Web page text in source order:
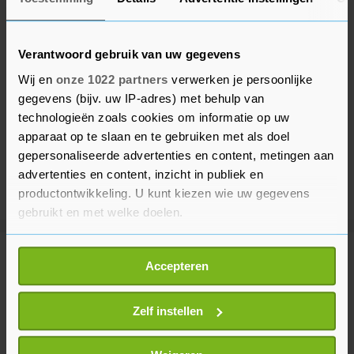
Verantwoord gebruik van uw gegevens
Wij en onze 1022 partners verwerken je persoonlijke
gegevens (bijv. uw IP-adres) met behulp van
technologieën zoals cookies om informatie op uw
apparaat op te slaan en te gebruiken met als doel
gepersonaliseerde advertenties en content, metingen aan
advertenties en content, inzicht in publiek en
productontwikkeling. U kunt kiezen wie uw gegevens
gebruikt en met welke doelen.
Als u het toestaat, willen we ook graag:
Informatie verzamelen over uw geografische
locatie, die tot een paar meter nauwkeurig kan zijn
Uw apparaat identificeren door het actief te
scannen op specifieke eigenschappen (fingerprinting)
Lees meer over hoe uw persoonlijke gegevens worden
Accepteren
Zelf instellen
Eredivisieseizoen van start gegaan
in stadion Leeuwarden